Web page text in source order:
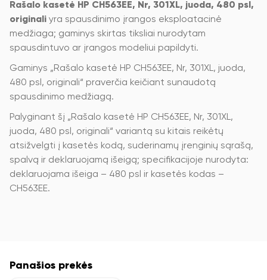
Rašalo kasetė HP CH563EE, Nr, 301XL, juoda, 480 psl,
originali yra spausdinimo įrangos eksploatacinė
medžiaga; gaminys skirtas tiksliai nurodytam
spausdintuvo ar įrangos modeliui papildyti.
Gaminys „Rašalo kasetė HP CH563EE, Nr, 301XL, juoda,
480 psl, originali“ praverčia keičiant sunaudotą
spausdinimo medžiagą.
Palyginant šį „Rašalo kasetė HP CH563EE, Nr, 301XL,
juoda, 480 psl, originali“ variantą su kitais reikėtų
atsižvelgti į kasetės kodą, suderinamų įrenginių sąrašą,
spalvą ir deklaruojamą išeigą; specifikacijoje nurodyta:
deklaruojama išeiga – 480 psl ir kasetės kodas –
CH563EE.
Panašios prekės